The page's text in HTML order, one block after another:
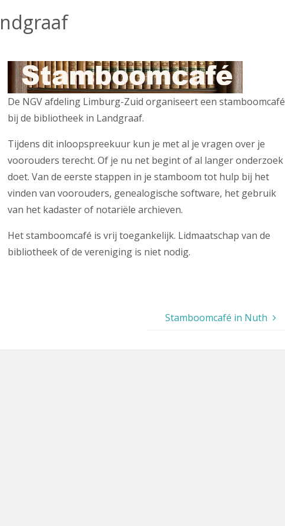
De NGV afdeling Limburg-Zuid organiseert een stamboomcafé
bij de bibliotheek in Landgraaf.
Tijdens dit inloopspreekuur kun je met al je vragen over je
voorouders terecht. Of je nu net begint of al langer onderzoek
doet. Van de eerste stappen in je stamboom tot hulp bij het
vinden van voorouders, genealogische software, het gebruik
van het kadaster of notariële archieven.
Het stamboomcafé is vrij toegankelijk. Lidmaatschap van de
bibliotheek of de vereniging is niet nodig.
Stamboomcafé in Nuth